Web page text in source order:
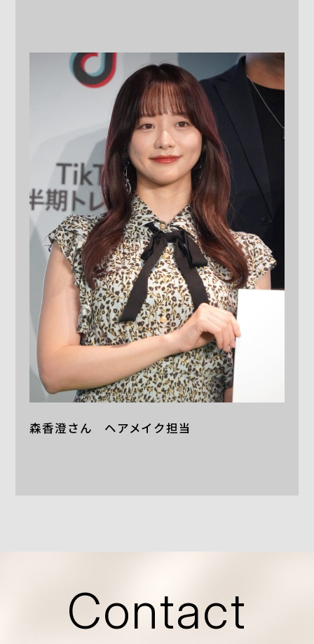
森香澄さん ヘアメイク担当
Contact